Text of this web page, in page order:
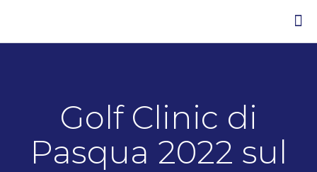
Golf Clinic di
Pasqua 2022 sul